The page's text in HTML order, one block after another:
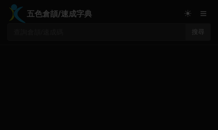
五色倉頡/速成字典
搜尋
☀ ≡